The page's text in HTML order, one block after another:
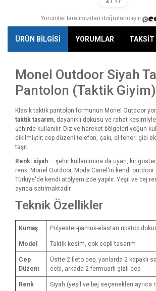
Yorumlar tarafımızdan doğrulanmıştır.
ÜRÜN BİLGİSİ YORUMLAR TAKSİT
Monel Outdoor Siyah
Pantolon (Taktik Giyim)
Klasik taktik pantolon formunun Monel Outdoor
taktik tasarım, dayanıklı dokusu ve rahat
şehirde kullanılır. Diz ve hareket bölgeleri yoğun
dikilmiştir; cep düzeni telefon, çakı, el feneri gibi
taşır.
Renk: siyah — şehir kullanımına da uyan, kir
renk. Monel Outdoor, Moda Canel'in kendi outdoor
Türkiye'de kendi atölyemizde yapılır. Yeşil ve bej
ayrıca satılmaktadır.
Teknik Özellikler
Kumaş Polyester-pamuk-elastan ripstop
Model Taktik kesim, çok cepli tasarım
Cep
Düzeni
Üstte 2 fleto cep, yanlarda 2 kapaklı
cebi, arkada 2 fermuarlı gizli cep
Renk Siyah (yeşil ve bej seçenekleri ayrıca